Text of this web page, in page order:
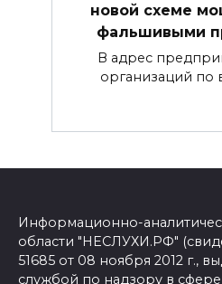
новой схеме
фальшивыми
В адрес
организаций по
Информационно-
области "НЕСЛУХИ.РФ"
51685 от 08 ноября 2012 г.,
службой по надзору в сфере